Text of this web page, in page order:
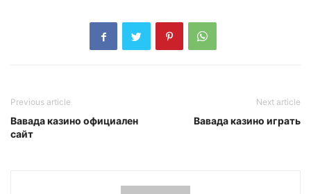
Previous article
Вавада казино официален
сайт
Next article
Вавада казино играть